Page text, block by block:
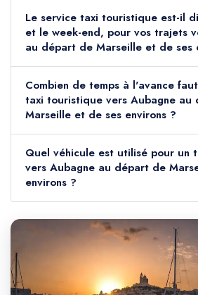
Le service taxi touristique est-il
et le week-end, pour vos trajets
au départ de Marseille et de ses
Combien de temps à l'avance
taxi touristique vers Aubagne au
Marseille et de ses environs ?
Quel véhicule est utilisé pour un
vers Aubagne au départ de
environs ?